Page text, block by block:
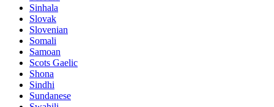
Sinhala
Slovak
Slovenian
Somali
Samoan
Scots Gaelic
Shona
Sindhi
Sundanese